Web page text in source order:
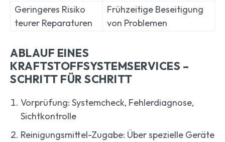
Geringeres Risiko
teurer Reparaturen
Frühzeitige Beseitigung
von Problemen
ABLAUF EINES
KRAFTSTOFFSYSTEMSERVICES –
SCHRITT FÜR SCHRITT
Vorprüfung: Systemcheck, Fehlerdiagnose,
Sichtkontrolle
Reinigungsmittel-Zugabe: Über spezielle Geräte